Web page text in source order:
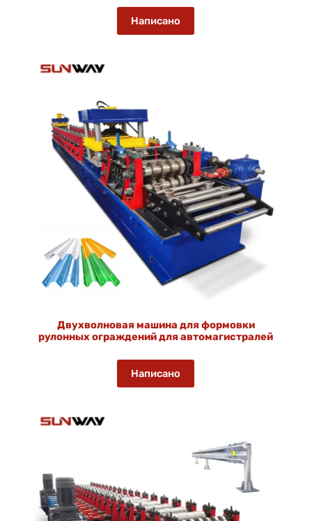
Написано
Двухволновая машина для формовки
рулонных ограждений для автомагистралей
Написано